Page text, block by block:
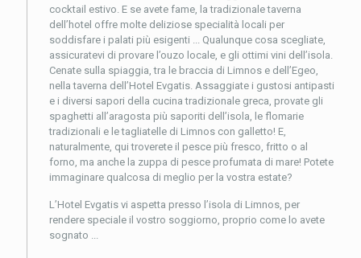
cocktail estivo. E se avete fame, la tradizionale taverna
dell’hotel offre molte deliziose specialità locali per
soddisfare i palati più esigenti ... Qualunque cosa scegliate,
assicuratevi di provare l’ouzo locale, e gli ottimi vini dell’isola.
Cenate sulla spiaggia, tra le braccia di Limnos e dell’Egeo,
nella taverna dell’Hotel Evgatis. Assaggiate i gustosi antipasti
e i diversi sapori della cucina tradizionale greca, provate gli
spaghetti all’aragosta più saporiti dell’isola, le flomarie
tradizionali e le tagliatelle di Limnos con galletto! E,
naturalmente, qui troverete il pesce più fresco, fritto o al
forno, ma anche la zuppa di pesce profumata di mare! Potete
immaginare qualcosa di meglio per la vostra estate?
L’Hotel Evgatis vi aspetta presso l’isola di Limnos, per
rendere speciale il vostro soggiorno, proprio come lo avete
sognato ...